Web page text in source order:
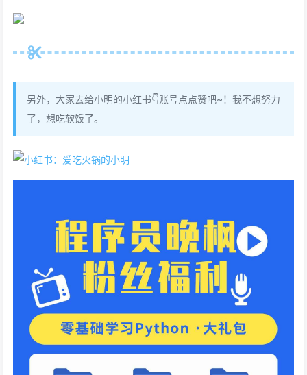
另外，大家去给小明的小红书👇账号点点赞吧~！我不想努力
了，想吃软饭了。